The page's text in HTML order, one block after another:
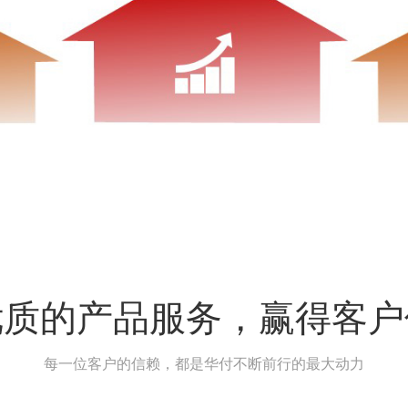
的产品服务，赢得客
每一位客户的信赖，都是华付不断前行的最大动力